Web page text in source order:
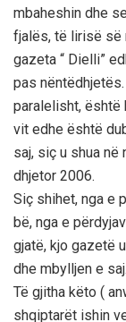
mbaheshin dhe
fjalës, të lirisë së
gazeta “ Dielli”
pas
paralelisht, është
vit edhe është
saj, siç u shua
dhjetor 2006.
Siç shihet, nga e
bë, nga e
gjatë, kjo gazetë
dhe mbylljen e saj.
Të gjitha këto (
shqiptarët ishin